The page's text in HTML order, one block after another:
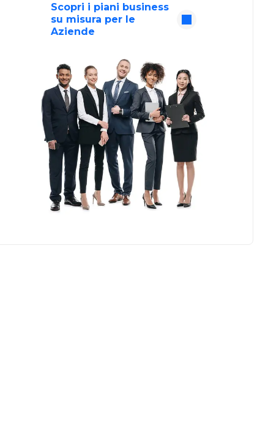
Scopri i piani business
su misura per le
Aziende